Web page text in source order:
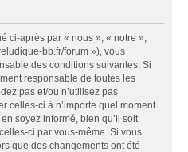
ci-après par « nous », « notre »,
bb.fr/forum »), vous
des conditions suivantes. Si
responsable de toutes les
pas et/ou n’utilisez pas
celles-ci à n’importe quel moment
soyez informé, bien qu’il soit
ci par vous-même. Si vous
que des changements ont été